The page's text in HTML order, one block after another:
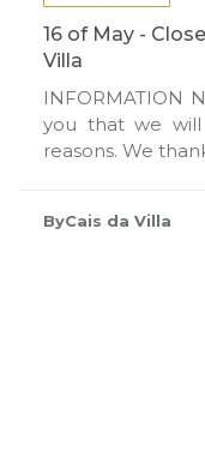
16 of May -
Villa
INFORMATION
you that we will
reasons. We
ByCais da Villa